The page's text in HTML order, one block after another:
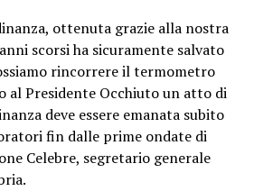
ottenuta grazie alla nostra
scorsi ha sicuramente salvato
rincorrere il termometro
al Presidente Occhiuto un atto di
deve essere emanata subito
fin dalle prime ondate di
Celebre, segretario generale